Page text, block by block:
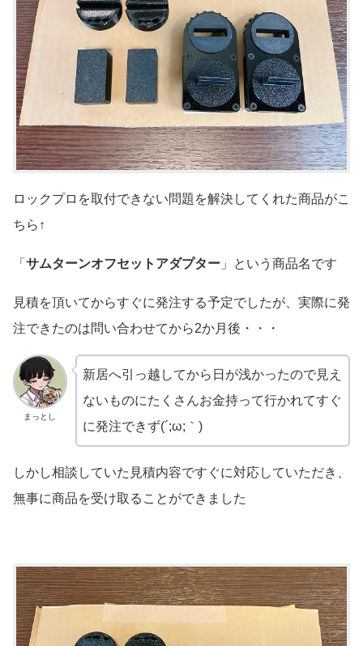
ロックプロを取付できない問題を解決してくれた商品がこ
ちら↑
「 サムターンオフセットアダプター 」という商品名です
見積を頂いてからすぐに発注する予定でしたが、実際に発
注できたのは問い合わせてから2か月後・・・
まっとし
新居へ引っ越してから日が浅かったので見え
ないものにたくさんお金持って行かれてすぐ
に発注できず(´;ω;｀)
しかし相談していた見積内容ですぐに対応していただき、
無事に商品を受け取ることができました